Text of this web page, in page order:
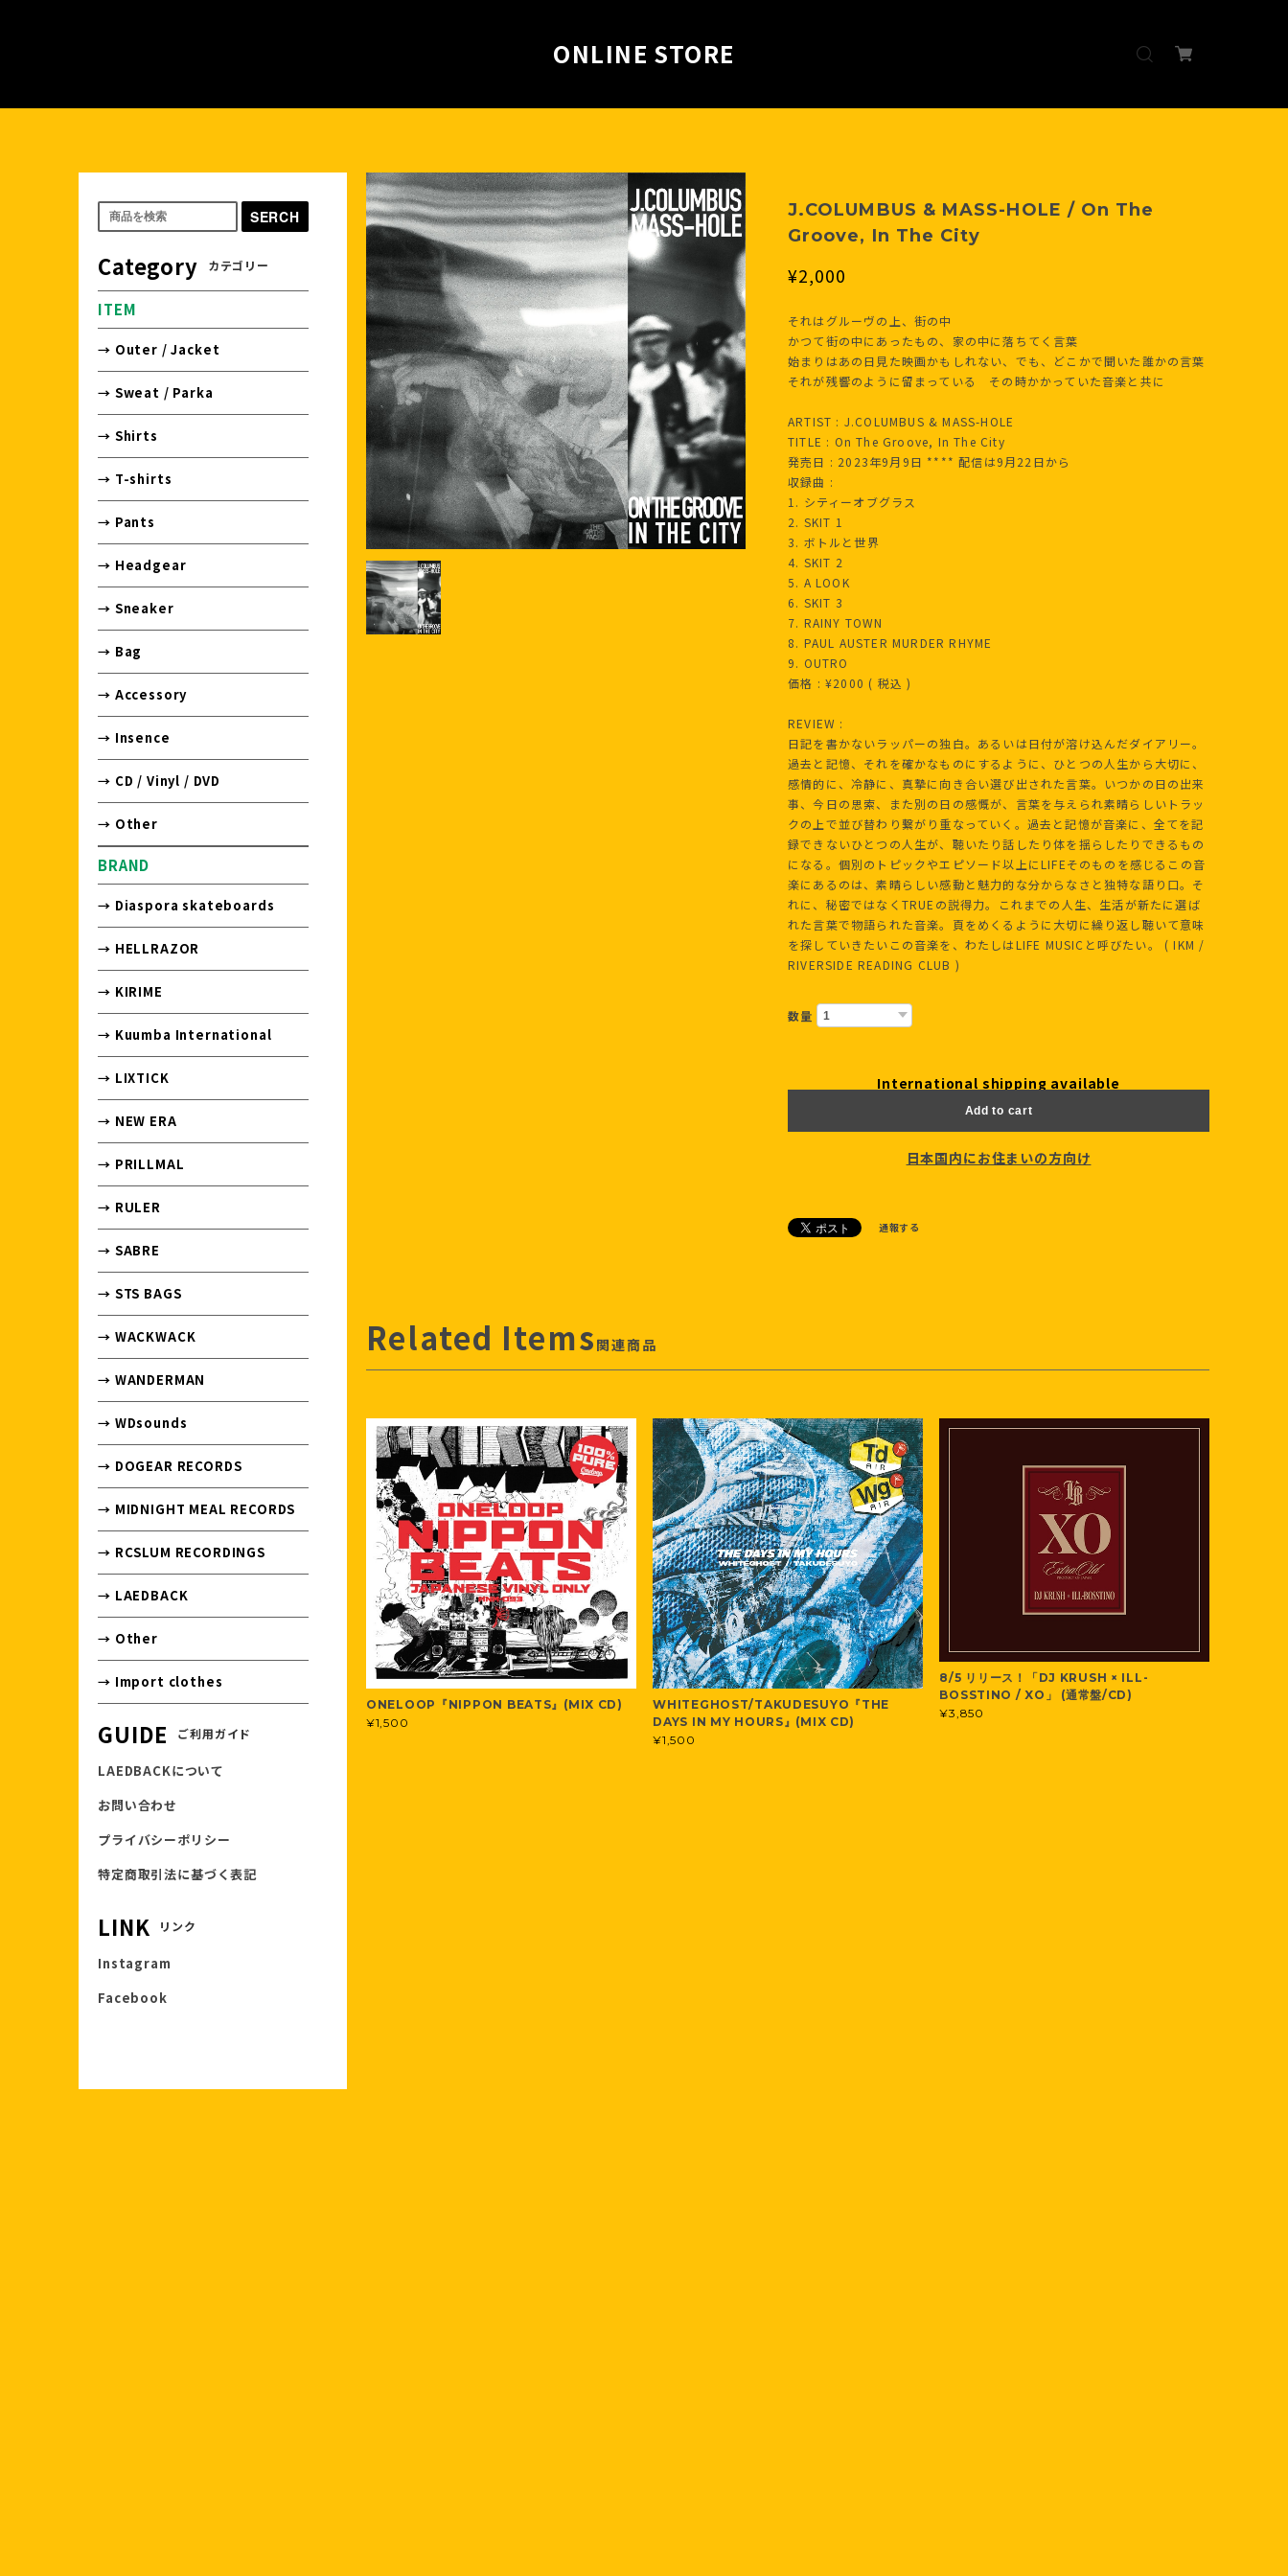
ONLINE STORE
J.COLUMBUS & MASS-HOLE / On The
Groove, In The City
¥2,000
それはグルーヴの上、街の中
かつて街の中にあったもの、家の中に落ちてく言葉
始まりはあの日見た映画かもしれない、でも、どこかで聞いた誰かの言葉
それが残響のように留まっている その時かかっていた音楽と共に
ARTIST : J.COLUMBUS & MASS-HOLE
TITLE : On The Groove, In The City
発売日 : 2023年9月9日 **** 配信は9月22日から
収録曲 :
1. シティーオブグラス
2. SKIT 1
3. ボトルと世界
4. SKIT 2
5. A LOOK
6. SKIT 3
7. RAINY TOWN
8. PAUL AUSTER MURDER RHYME
9. OUTRO
価格 : ¥2000 ( 税込 )
REVIEW :
日記を書かないラッパーの独白。あるいは日付が溶け込んだダイアリー。
過去と記憶、それを確かなものにするように、ひとつの人生から大切に、
感情的に、冷静に、真摯に向き合い選び出された言葉。いつかの日の出来
事、今日の思索、また別の日の感慨が、言葉を与えられ素晴らしいトラッ
クの上で並び替わり繋がり重なっていく。過去と記憶が音楽に、全てを記
録できないひとつの人生が、聴いたり話したり体を揺らしたりできるもの
になる。個別のトピックやエピソード以上にLIFEそのものを感じるこの音
楽にあるのは、素晴らしい感動と魅力的な分からなさと独特な語り口。そ
れに、秘密ではなくTRUEの説得力。これまでの人生、生活が新たに選ば
れた言葉で物語られた音楽。頁をめくるように大切に繰り返し聴いて意味
を探していきたいこの音楽を、わたしはLIFE MUSICと呼びたい。 ( IKM /
RIVERSIDE READING CLUB )
数量
International shipping available
Add to cart
日本国内にお住まいの方向け
通報する
Related Items 関連商品
ONELOOP『NIPPON BEATS』(MIX CD)
¥1,500
WHITEGHOST/TAKUDESUYO『THE
DAYS IN MY HOURS』(MIX CD)
¥1,500
8/5 リリース！「DJ KRUSH × ILL-
BOSSTINO / XO」 (通常盤/CD)
¥3,850
SERCH
Category カテゴリー
ITEM
→ Outer / Jacket
→ Sweat / Parka
→ Shirts
→ T-shirts
→ Pants
→ Headgear
→ Sneaker
→ Bag
→ Accessory
→ Insence
→ CD / Vinyl / DVD
→ Other
BRAND
→ Diaspora skateboards
→ HELLRAZOR
→ KIRIME
→ Kuumba International
→ LIXTICK
→ NEW ERA
→ PRILLMAL
→ RULER
→ SABRE
→ STS BAGS
→ WACKWACK
→ WANDERMAN
→ WDsounds
→ DOGEAR RECORDS
→ MIDNIGHT MEAL RECORDS
→ RCSLUM RECORDINGS
→ LAEDBACK
→ Other
→ Import clothes
GUIDE ご利用ガイド
LAEDBACKについて
お問い合わせ
プライバシーポリシー
特定商取引法に基づく表記
LINK リンク
Instagram
Facebook